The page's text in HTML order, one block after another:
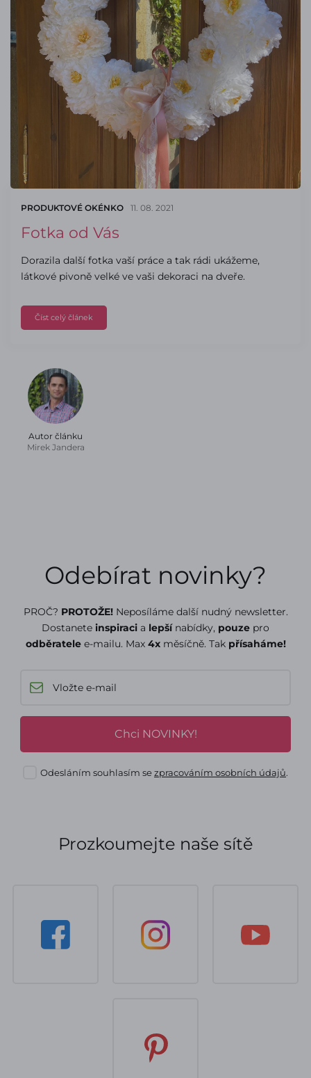
PRODUKTOVÉ OKÉNKO 11. 08. 2021
Fotka od Vás
Dorazila další fotka vaší práce a tak rádi ukážeme,
látkové pivoně velké ve vaši dekoraci na dveře.
Číst celý článek
Autor článku
Mirek Jandera
Odebírat novinky?
PROČ? PROTOŽE! Neposíláme další nudný newsletter.
Dostanete inspiraci a lepšínabídky, pouze pro
odběratelee-mailu. Max 4xměsíčně. Tak přísaháme!
Chci NOVINKY!
Odesláním souhlasím sezpracováním osobních údajů.
Prozkoumejte naše sítě